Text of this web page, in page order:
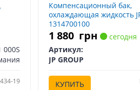
000S
19
Компенсационный бак,
охлаждающая жидкость
1314700100
1 880 грн
сегодня
Артикул:
JP GROUP
КУПИТЬ